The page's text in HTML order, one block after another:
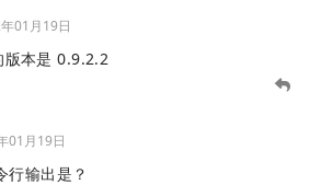
01月19日
本是 0.9.2.2
01月19日
行输出是？